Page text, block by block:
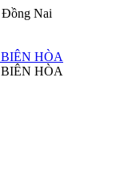
Đồng Nai